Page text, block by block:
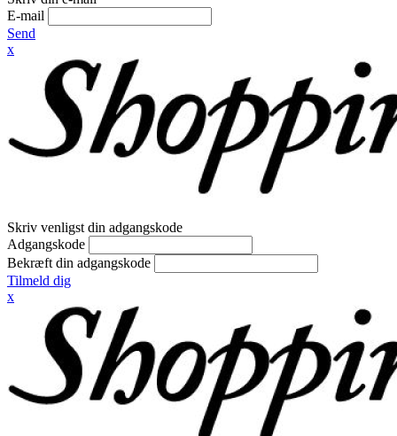
E-mail
Send
x
Skriv venligst din adgangskode
Adgangskode
Bekræft din adgangskode
Tilmeld dig
x